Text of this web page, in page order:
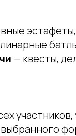
— квесты,
участников,
выбранного